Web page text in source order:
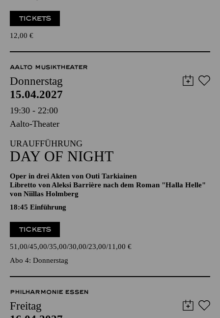
Für Babys bis 1 Jahr
12,00€
AALTO MUSIKTHEATER
Donnerstag
15.04.2027
19:30 - 22:00
Aalto-Theater
URAUFFÜHRUNG
DAY OF NIGHT
Oper in drei Akten von Outi Tarkiainen
von Niillas Holmberg
18:45 Einführung
TICKETS
51,00 45,00 35,00 30,00 23,00 11,00€
Abo 4: Donnerstag